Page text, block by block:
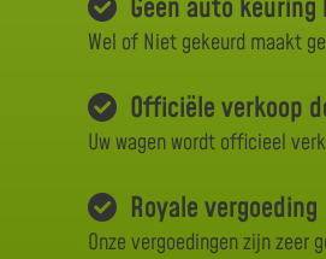
Geen auto keuring
Wel of Niet gekeurd maakt
Officiële verkoop
Uw wagen wordt officieel
Royale vergoeding
Onze vergoedingen zijn zeer